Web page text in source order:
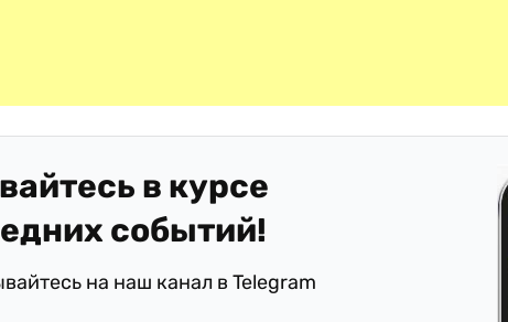
в курсе
событий!
на наш канал в Telegram